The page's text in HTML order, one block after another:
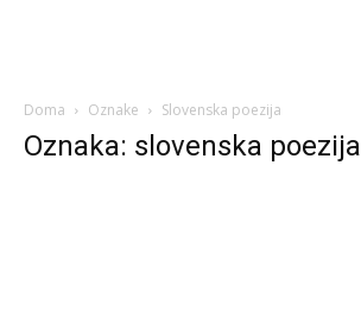
Doma Oznake Slovenska poezija
Oznaka: slovenska poezija